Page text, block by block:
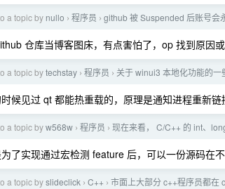
a topic by nullo › 程序员 › github 被 Suspended 后账号会
仓库当博客图床，有点害怕了，op 找到原因
a topic bytechstay › 程序员 › 关于 winui3 本地化功能的一
候见过 qt 都能热重载的，原理是通知进程重新链
a topic byw568w › 程序员 › 现在来看， C/C++ 的 int、
了实现通过宏检测 feature 后，可以一份源码在
a topic byslideclick › C++ › 市面上大部分 c++程序员都在